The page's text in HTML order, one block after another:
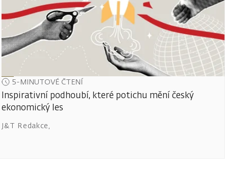
5-MINUTOVÉ ČTENÍ
Inspirativní podhoubí, které potichu mění český
ekonomický les
J&T Redakce,